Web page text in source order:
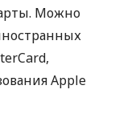
Можно
Apple